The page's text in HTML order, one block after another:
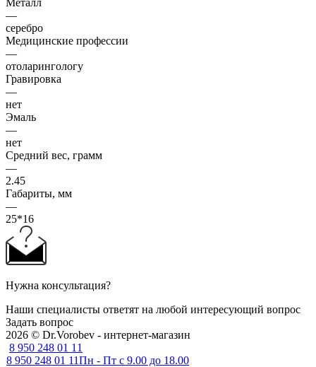
—
серебро
Медицинские профессии
—
отоларингологу
Гравировка
—
нет
Эмаль
—
нет
Средний вес, грамм
—
2.45
Габариты, мм
—
25*16
Нужна консультация?
Наши специалисты ответят на любой интересующий вопрос
Задать вопрос
2026 © Dr.Vorobev - интернет-магазин
8 950 248 01 11
8 950 248 01 11Пн - Пт с 9.00 до 18.00